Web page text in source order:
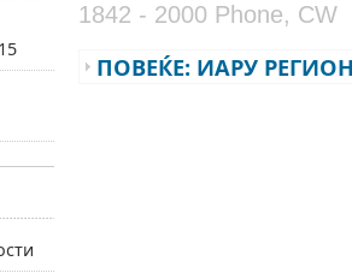
1842 - 2000 Phone, CW
ПОВЕЌЕ: ИАРУ